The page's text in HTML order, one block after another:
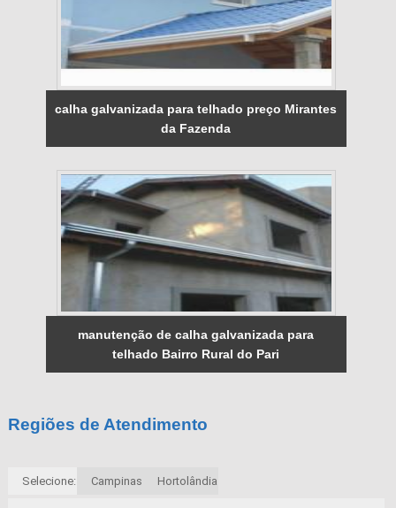
calha galvanizada para telhado preço Mirantes
da Fazenda
manutenção de calha galvanizada para
telhado Bairro Rural do Pari
Regiões de Atendimento
Selecione: Campinas Hortolândia